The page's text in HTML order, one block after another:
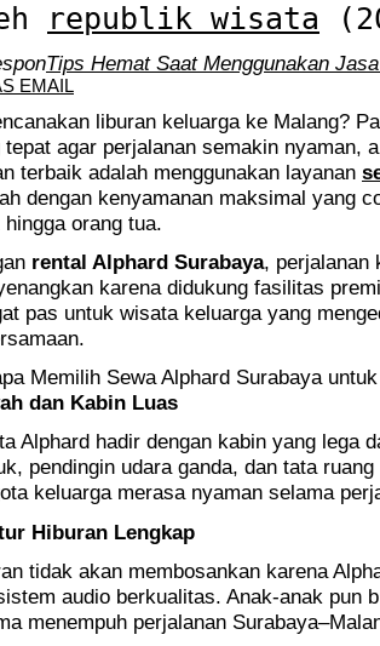
republik wisata
Tips Hemat Saat Menggunakan
EMAIL
liburan keluarga ke Malang?
tepat agar perjalanan semakin nyaman,
terbaik adalah menggunakan layanan
dengan kenyamanan maksimal yang
hingga orang tua.
rental Alphard Surabaya, perjalanan
karena didukung fasilitas
pas untuk wisata keluarga yang
Memilih Sewa Alphard Surabaya
dan Kabin Luas
Alphard hadir dengan kabin yang lega
pendingin udara ganda, dan tata
keluarga merasa nyaman selama
Hiburan Lengkap
tidak akan membosankan karena
audio berkualitas. Anak-anak pun
menempuh perjalanan